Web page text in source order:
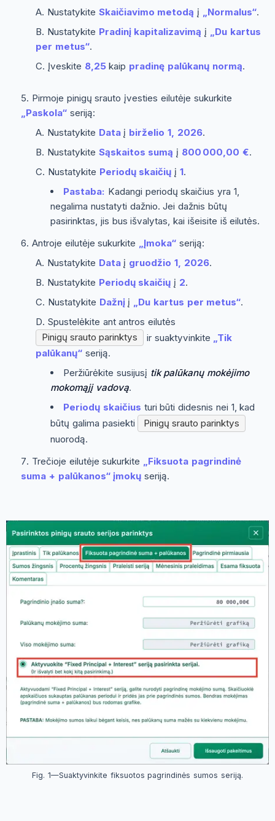
Nustatykite Skaičiavimo metodą į „Normalus“.
Nustatykite Pradinį kapitalizavimą į
„Du kartus
per metus“.
Įveskite 8,25kaip pradinę palūkanų normą.
Pirmoje pinigų srauto įvesties eilutėje sukurkite
„Paskola“ seriją:
Nustatykite Dataį birželio 1, 2026.
Nustatykite Sąskaitos sumą į 800 000,00 €.
Nustatykite Periodų skaičių į 1.
Pastaba: Kadangi periodų skaičius yra 1,
negalima nustatyti dažnio. Jei dažnis būtų
pasirinktas, jis bus išvalytas, kai išeisite iš eilutės.
Antroje eilutėje sukurkite
„Įmoka“ seriją:
Nustatykite Dataį gruodžio 1, 2026.
Nustatykite Periodų skaičių į 2.
Nustatykite Dažnįį „Du kartus per metus“.
Spustelėkite ant antros eilutės
Pinigų srauto parinktys
ir suaktyvinkite
„Tik
palūkanų“ seriją.
Peržiūrėkite susijusį tik palūkanų mokėjimo
mokomąjį vadovą.
Periodų skaičius turi būti didesnis nei 1, kad
būtų galima pasiekti
Pinigų srauto parinktys
nuorodą.
Trečioje eilutėje sukurkite
„Fiksuota pagrindinė
suma + palūkanos“ įmokų seriją.
Fig. 1—Suaktyvinkite fiksuotos pagrindinės sumos seriją.